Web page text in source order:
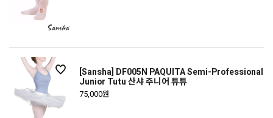
[Sansha] DF005N PAQUITA Semi-Professional
Junior Tutu 산샤 주니어 튜튜
75,000원